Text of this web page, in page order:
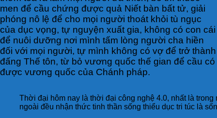
men để cầu chứng được quả Niết bàn bất tử, giải
phóng nô lệ để cho mọi người thoát khỏi tù ngục
của dục vọng, tự nguyện xuất gia, không có con cái
để nuôi dưỡng nơi mình tấm lòng người cha hiền
đối với mọi người, tự mình không có vợ để trở thành
đấng Thế tôn, từ bỏ vương quốc thế gian để cầu có
được vương quốc của Chánh pháp.
Thời đại hôm nay là thời đại công nghệ 4.0, nhất là
ngoài đều nhận thức tinh thần sống thiểu dục tri túc là